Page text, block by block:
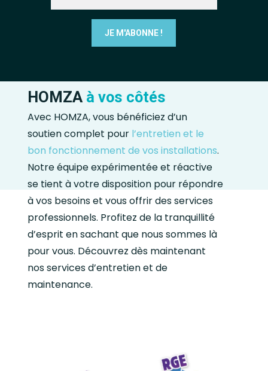
HOMZA à vos côtés
Avec HOMZA, vous bénéficiez d’un
soutien complet pour l’entretien et le
bon fonctionnement de vos installations.
Notre équipe expérimentée et réactive
se tient à votre disposition pour répondre
à vos besoins et vous offrir des services
professionnels. Profitez de la tranquillité
d’esprit en sachant que nous sommes là
pour vous. Découvrez dès maintenant
nos services d’entretien et de
maintenance.